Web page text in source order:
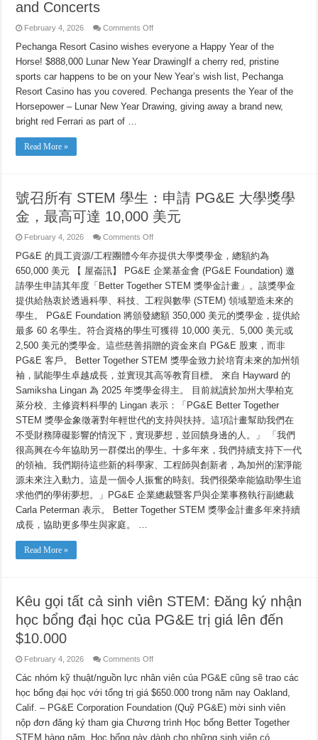
and Concerts
February 4, 2026 Comments Offon
Resort
Casino
Kicks
New
Year
into
High
Gear
Concerts
Pechanga Resort Casino wishes everyone a Happy Year of the
Horse! $888,000 Lunar New Year DrawingIf a cherry red, pristine
sports car happens to be on your New Year’s wish list, Pechanga
Resort Casino has you covered. Pechanga presents the Year of the
Horsepower – Lunar New Year Drawing, giving away a brand new,
bright red Ferrari as part of …
Read More »
號召所有 STEM 學生：申請 PG&E 大學獎學
金，最高可達 10,000 美元
February 4, 2026 Comments Offon
召
所
有
STEM
學
生：
申
請
大
學
獎
學
金，
最
高
可
達
美
元
PG&E 的員工資源/工程團體今年亦提供大學獎學金，總額約為
650,000 美元 【 屋崙訊】 PG&E 企業基金會 (PG&E Foundation) 邀
請學生申請其年度「Better Together STEM 獎學金計畫」。該獎學金
提供給熱衷於透過科學、科技、工程與數學 (STEM) 領域塑造未來的
學生。 PG&E Foundation 將頒發總額 350,000 美元的獎學金，提供給
最多 60 名學生。符合資格的學生可獲得 10,000 美元、5,000 美元或
2,500 美元的獎學金。這些慈善捐贈的資金來自 PG&E 股東，而非
PG&E 客戶。 Better Together STEM 獎學金致力於培育未來的加州領
袖，賦能學生卓越成長，並實現其高等教育目標。 來自 Hayward 的
Samiksha Lingan 為 2025 年獎學金得主。 目前就讀於加州大學柏克
萊分校、主修資料科學的 Lingan 表示：「PG&E Better Together
STEM 獎學金象徵著對年輕世代的支持與扶持。這項計畫幫助我們在
不受財務障礙影響的情況下，實現夢想，並回饋身邊的人。」 「我們
很高興在今年協助另一群傑出的學生。十多年來，我們持續支持下一代
的領袖。我們期待這些新的科學家、工程師與創新者，為加州的潔淨能
源未來注入動力。這是一個令人振奮的時刻。我們很榮幸能協助學生追
求他們的學術夢想。」PG&E 企業總裁暨客戶與企業事務執行副總裁
Carla Peterman 表示。 Better Together STEM 獎學金計畫多年來持續
成長，協助更多學生與家庭。 …
Read More »
Kêu gọi tất cả sinh viên STEM: Đăng ký nhận
học bổng đại học của PG&E trị giá lên đến
$10.000
February 4, 2026 Comments Offon
gọi
tất
cả
viên
STEM:
Đăng
ký
Các nhóm kỹ thuật/nguồn lực nhân viên của PG&E cũng sẽ trao các
học bổng đại học với tổng trị giá $650.000 trong năm nay Oakland,
Calif. – PG&E Corporation Foundation (Quỹ PG&E) mời sinh viên
nộp đơn đăng ký tham gia Chương trình Học bổng Better Together
STEM hàng năm. Học bổng này dành cho những sinh viên có …